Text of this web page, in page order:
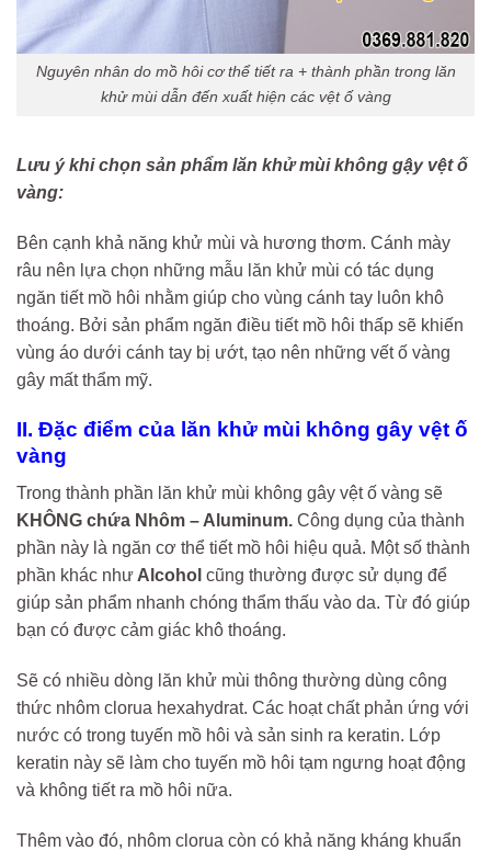
Nguyên nhân do mồ hôi cơ thể tiết ra + thành phần trong lăn
khử mùi dẫn đến xuất hiện các vệt ố vàng
Lưu ý khi chọn sản phẩm lăn khử mùi không gậy vệt ố
vàng:
Bên cạnh khả năng khử mùi và hương thơm. Cánh mày
râu nên lựa chọn những mẫu lăn khử mùi có tác dụng
ngăn tiết mồ hôi nhằm giúp cho vùng cánh tay luôn khô
thoáng. Bởi sản phẩm ngăn điều tiết mồ hôi thấp sẽ khiến
vùng áo dưới cánh tay bị ướt, tạo nên những vết ố vàng
gây mất thẩm mỹ.
II. Đặc điểm của lăn khử mùi không gây vệt ố
vàng
Trong thành phần lăn khử mùi không gây vệt ố vàng sẽ
KHÔNG chứa Nhôm – Aluminum. Công dụng của thành
phần này là ngăn cơ thể tiết mồ hôi hiệu quả. Một số thành
phần khác như Alcohol cũng thường được sử dụng để
giúp sản phẩm nhanh chóng thẩm thấu vào da. Từ đó giúp
bạn có được cảm giác khô thoáng.
Sẽ có nhiều dòng lăn khử mùi thông thường dùng công
thức nhôm clorua hexahydrat. Các hoạt chất phản ứng với
nước có trong tuyến mồ hôi và sản sinh ra keratin. Lớp
keratin này sẽ làm cho tuyến mồ hôi tạm ngưng hoạt động
và không tiết ra mồ hôi nữa.
Thêm vào đó, nhôm clorua còn có khả năng kháng khuẩn